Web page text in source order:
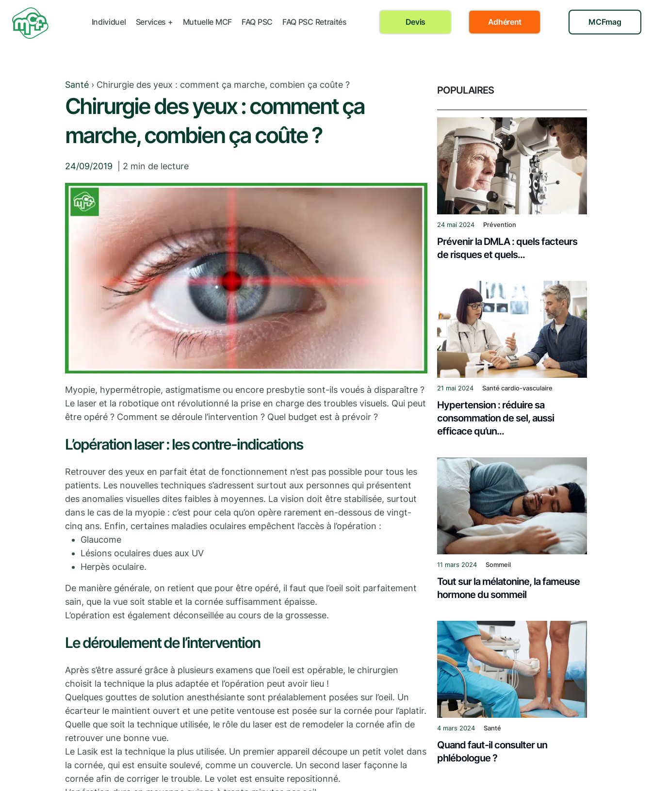
Individuel Services + Mutuelle MCF FAQ PSC FAQ PSC Retraités Devis Adhérent MCFmag
Santé › Chirurgie des yeux : comment ça marche, combien ça coûte ?
Chirurgie des yeux : comment ça
marche, combien ça coûte ?
24/09/2019 2 min de lecture
Myopie, hypermétropie, astigmatisme ou encore presbytie sont-ils voués à disparaître ?
Le laser et la robotique ont révolutionné la prise en charge des troubles visuels. Qui peut
être opéré ? Comment se déroule l’intervention ? Quel budget est à prévoir ?
L’opération laser : les contre-indications
Retrouver des yeux en parfait état de fonctionnement n’est pas possible pour tous les
patients. Les nouvelles techniques s’adressent surtout aux personnes qui présentent
des anomalies visuelles dites faibles à moyennes. La vision doit être stabilisée, surtout
dans le cas de la myopie : c’est pour cela qu’on opère rarement en-dessous de vingt-
cinq ans. Enfin, certaines maladies oculaires empêchent l’accès à l’opération :
Glaucome
Lésions oculaires dues aux UV
Herpès oculaire.
De manière générale, on retient que pour être opéré, il faut que l’oeil soit parfaitement
sain, que la vue soit stable et la cornée suffisamment épaisse.
L’opération est également déconseillée au cours de la grossesse.
Le déroulement de l’intervention
Après s’être assuré grâce à plusieurs examens que l’oeil est opérable, le chirurgien
choisit la technique la plus adaptée et l’opération peut avoir lieu !
Quelques gouttes de solution anesthésiante sont préalablement posées sur l’oeil. Un
écarteur le maintient ouvert et une petite ventouse est posée sur la cornée pour l’aplatir.
Quelle que soit la technique utilisée, le rôle du laser est de remodeler la cornée afin de
retrouver une bonne vue.
Le Lasik est la technique la plus utilisée. Un premier appareil découpe un petit volet dans
la cornée, qui est ensuite soulevé, comme un couvercle. Un second laser façonne la
cornée afin de corriger le trouble. Le volet est ensuite repositionné.
POPULAIRES
24 mai 2024 Prévention
Prévenir la DMLA : quels facteurs
de risques et quels...
21 mai 2024 Santé cardio-vasculaire
Hypertension : réduire sa
consommation de sel, aussi
efficace qu’un...
11 mars 2024 Sommeil
Tout sur la mélatonine, la fameuse
hormone du sommeil
4 mars 2024 Santé
Quand faut-il consulter un
phlébologue ?